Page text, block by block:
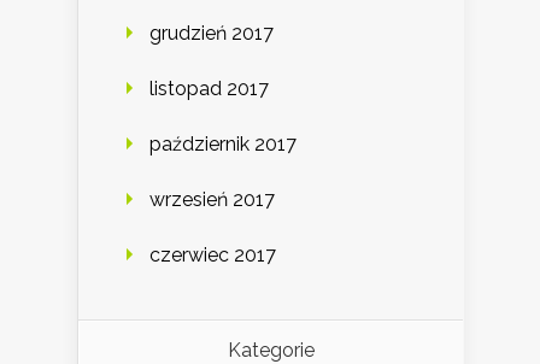
grudzień 2017
listopad 2017
październik 2017
wrzesień 2017
czerwiec 2017
Kategorie